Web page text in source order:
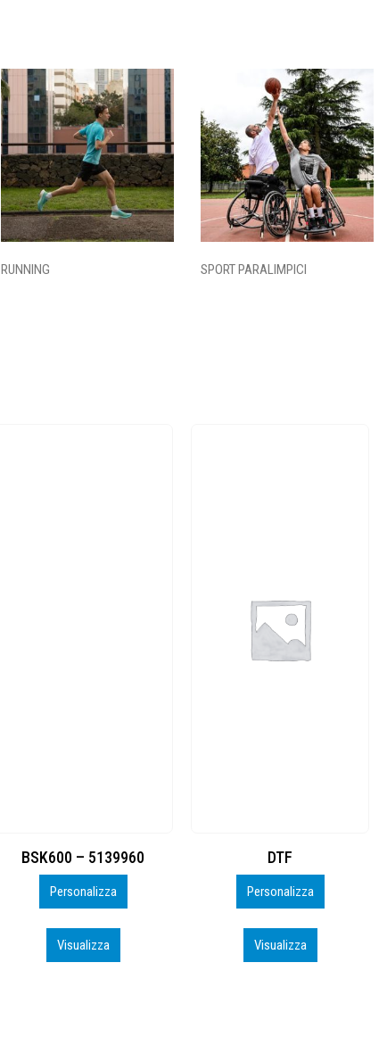
RUNNING SPORT PARALIMPICI
BSK600 – 5139960
Personalizza
Visualizza
Personalizza
Visualizza